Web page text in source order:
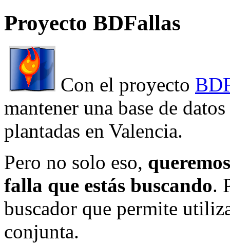
Proyecto BDFallas
Con el proyecto
mantener una base de
plantadas en Valencia.
Pero no solo eso,
falla que estás buscando.
buscador que permite
conjunta.